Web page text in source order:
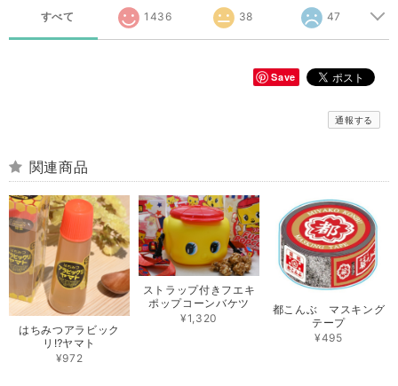
すべて 1436 38 47
Save
通報する
関連商品
はちみつアラビック
リ⁉ヤマト
¥972
ストラップ付きフエキ
ポップコーンバケツ
¥1,320
都こんぶ マスキング
テープ
¥495